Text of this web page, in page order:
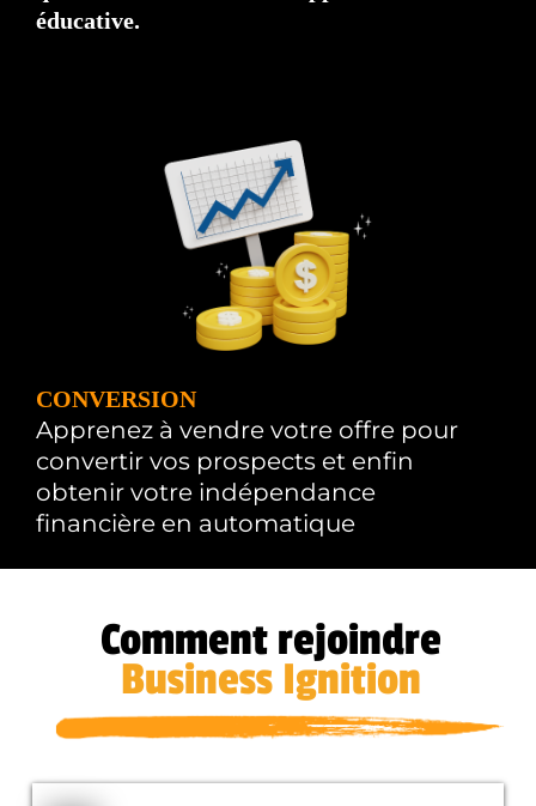
éducative.
CONVERSION
Apprenez à vendre votre offre pour
convertir vos prospects et enfin
obtenir votre indépendance
financière en automatique
Comment rejoindre
Business Ignition